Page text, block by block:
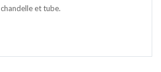
chandelle et tube.